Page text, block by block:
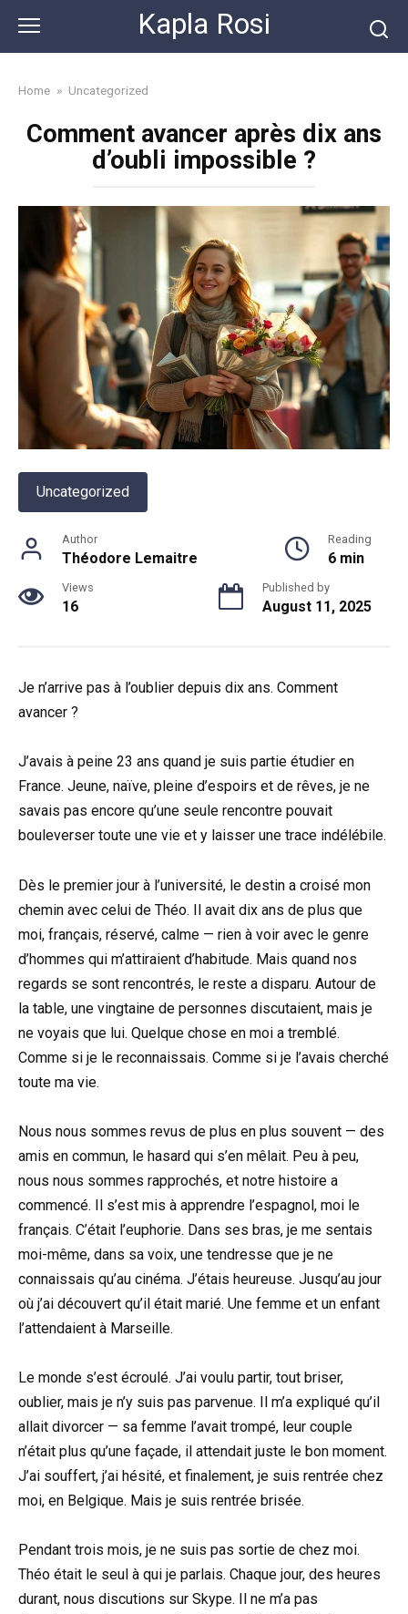
content
Kapla Rosi
Home » Uncategorized
Comment avancer après dix ans
d’oubli impossible ?
Uncategorized
Author
Théodore Lemaitre
Reading
6 min
Views
16
Published by
August 11, 2025
Je n’arrive pas à l’oublier depuis dix ans. Comment
avancer ?
J’avais à peine 23 ans quand je suis partie étudier en
France. Jeune, naïve, pleine d’espoirs et de rêves, je ne
savais pas encore qu’une seule rencontre pouvait
bouleverser toute une vie et y laisser une trace indélébile.
Dès le premier jour à l’université, le destin a croisé mon
chemin avec celui de Théo. Il avait dix ans de plus que
moi, français, réservé, calme — rien à voir avec le genre
d’hommes qui m’attiraient d’habitude. Mais quand nos
regards se sont rencontrés, le reste a disparu. Autour de
la table, une vingtaine de personnes discutaient, mais je
ne voyais que lui. Quelque chose en moi a tremblé.
Comme si je le reconnaissais. Comme si je l’avais cherché
toute ma vie.
Nous nous sommes revus de plus en plus souvent — des
amis en commun, le hasard qui s’en mêlait. Peu à peu,
nous nous sommes rapprochés, et notre histoire a
commencé. Il s’est mis à apprendre l’espagnol, moi le
français. C’était l’euphorie. Dans ses bras, je me sentais
moi-même, dans sa voix, une tendresse que je ne
connaissais qu’au cinéma. J’étais heureuse. Jusqu’au jour
où j’ai découvert qu’il était marié. Une femme et un enfant
l’attendaient à Marseille.
Le monde s’est écroulé. J’ai voulu partir, tout briser,
oublier, mais je n’y suis pas parvenue. Il m’a expliqué qu’il
allait divorcer — sa femme l’avait trompé, leur couple
n’était plus qu’une façade, il attendait juste le bon moment.
J’ai souffert, j’ai hésité, et finalement, je suis rentrée chez
moi, en Belgique. Mais je suis rentrée brisée.
Pendant trois mois, je ne suis pas sortie de chez moi.
Théo était le seul à qui je parlais. Chaque jour, des heures
durant, nous discutions sur Skype. Il ne m’a pas